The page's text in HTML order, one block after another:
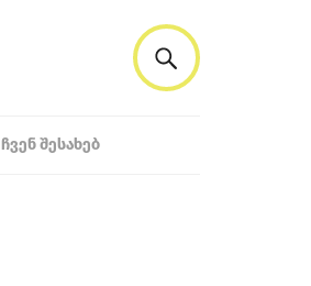
ᲩᲕᲔᲜ ᲨᲔᲡᲐᲮᲔᲑ